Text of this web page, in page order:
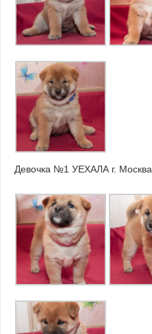
Девочка №1 УЕХАЛА г. Москва